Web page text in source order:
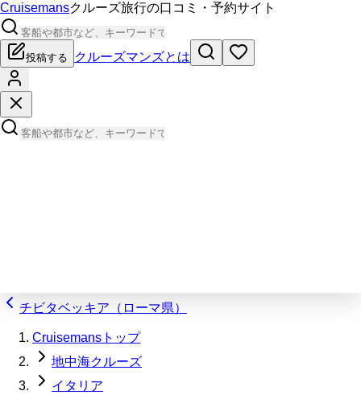
Cruisemansクルーズ旅行の口コミ・予約サイト
投稿する クルーズマンズとは
チビタベッキア（ローマ県）
Cruisemansトップ
地中海クルーズ
イタリア